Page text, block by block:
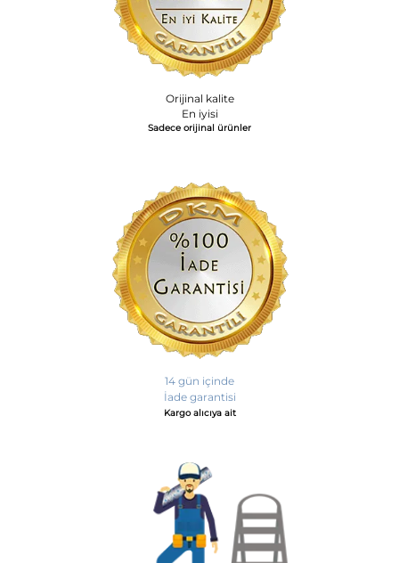
Orijinal kalite
En iyisi
Sadece orijinal ürünler
14 gün içinde
İade garantisi
Kargo alıcıya ait